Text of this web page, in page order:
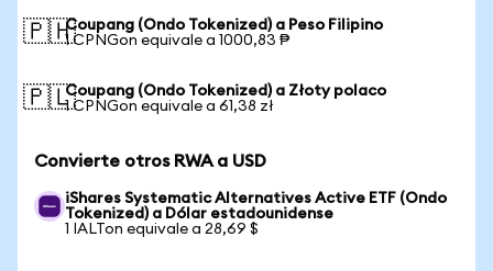
🇵🇭Coupang (Ondo Tokenized) a Peso Filipino
1 CPNGon equivale a 1000,83 ₱
🇵🇱Coupang (Ondo Tokenized) a Złoty polaco
1 CPNGon equivale a 61,38 zł
Convierte otros RWA a USD
iShares Systematic Alternatives Active ETF (Ondo
Tokenized) a Dólar estadounidense
1 IALTon equivale a 28,69 $